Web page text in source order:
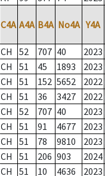
C4A A4A B4A No4A Y4A
CH 52 707 40 2023
CH 51 45 1893 2023
CH 51 152 5652 2022
CH 51 36 3427 2022
CH 52 707 40 2023
CH 51 91 4677 2023
CH 51 78 9810 2023
CH 51 206 903 2024
CH 51 10 4636 2023